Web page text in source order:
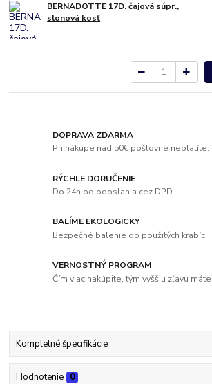
BERNADOTTE 17D. čajová súpr.,
slonová kosť
DOPRAVA ZDARMA
Pri nákupe nad 50€ poštovné neplatíte.
RÝCHLE DORUČENIE
Do 24h od odoslania cez DPD
BALÍME EKOLOGICKY
Bezpečné balenie do použitých krabíc
VERNOSTNÝ PROGRAM
Čím viac nakúpite, tým vyššiu zľavu máte
Kompletné špecifikácie
Hodnotenie 0